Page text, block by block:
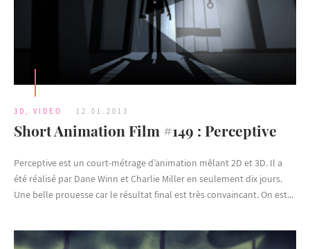
3D , VIDEO 12.01.2013
Short Animation Film #149 : Perceptive
Perceptive est un court-métrage d’animation mêlant 2D et 3D. Il a
été réalisé par Dane Winn et Charlie Miller en seulement dix jours.
Une belle prouesse car le résultat final est très convaincant. On est...